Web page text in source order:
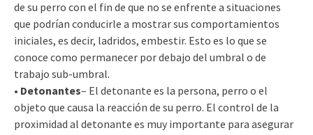
de su perro con el fin de que no se enfrente a situaciones
que podrían conducirle a mostrar sus comportamientos
iniciales, es decir, ladridos, embestir. Esto es lo que se
conoce como permanecer por debajo del umbral o de
trabajo sub-umbral.
• Detonantes– El detonante es la persona, perro o el
objeto que causa la reacción de su perro. El control de la
proximidad al detonante es muy importante para asegurar